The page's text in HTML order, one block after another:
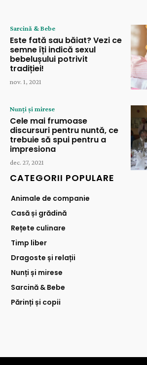
Sarcină & Bebe
Este fată sau băiat? Vezi ce
semne îți indică sexul
bebelușului potrivit
tradiției!
nov. 1, 2021
Nunți și mirese
Cele mai frumoase
discursuri pentru nuntă, ce
trebuie să spui pentru a
impresiona
dec. 27, 2021
CATEGORII POPULARE
Animale de companie
Casă și grădină
Rețete culinare
Timp liber
Dragoste și relații
Nunți și mirese
Sarcină & Bebe
Părinți și copii